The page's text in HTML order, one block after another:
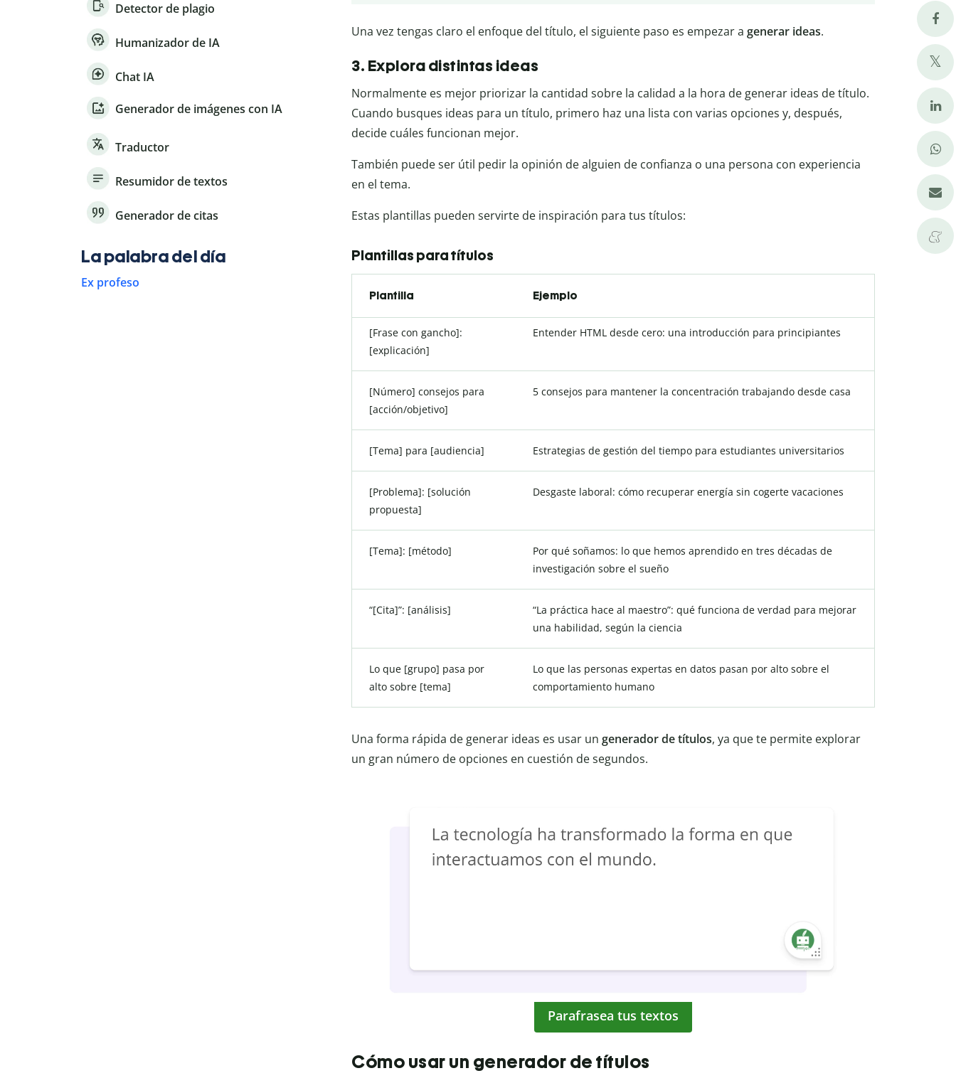
Una vez tengas claro el enfoque del título, el siguiente paso es empezar a generar ideas.
3. Explora distintas ideas
Normalmente es mejor priorizar la cantidad sobre la calidad a la hora de generar ideas de título.
Cuando busques ideas para un título, primero haz una lista con varias opciones y, después,
decide cuáles funcionan mejor.
También puede ser útil pedir la opinión de alguien de confianza o una persona con experiencia
en el tema.
Estas plantillas pueden servirte de inspiración para tus títulos:
Plantillas para títulos
Plantilla Ejemplo
[Frase con gancho]:
[explicación]
Entender HTML desde cero: una introducción para principiantes
[Número] consejos para
[acción/objetivo]
5 consejos para mantener la concentración trabajando desde casa
[Tema] para [audiencia] Estrategias de gestión del tiempo para estudiantes universitarios
[Problema]: [solución
propuesta]
Desgaste laboral: cómo recuperar energía sin cogerte vacaciones
[Tema]: [método]
Por qué soñamos: lo que hemos aprendido en tres décadas de
investigación sobre el sueño
“[Cita]”: [análisis]
“La práctica hace al maestro”: qué funciona de verdad para mejorar
una habilidad, según la ciencia
Lo que [grupo] pasa por
alto sobre [tema]
Lo que las personas expertas en datos pasan por alto sobre el
comportamiento humano
Una forma rápida de generar ideas es usar un generador de títulos, ya que te permite explorar
un gran número de opciones en cuestión de segundos.
Parafrasea tus textos
Cómo usar un generador de títulos
Detector de plagio
Humanizador de IA
Chat IA
Generador de imágenes con IA
Traductor
Resumidor de textos
Generador de citas
La palabra del día
Ex profeso